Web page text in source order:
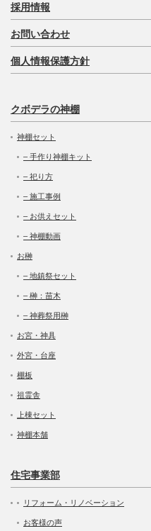
採用情報
お問い合わせ
個人情報保護方針
クボデラの神棚
神棚セット
– 手作り神棚キット
– 祀り方
– 施工事例
– お供えセット
– 神棚動画
お榊
– 地鎮祭セット
– 榊：苗木
– 神葬祭用榊
お宮・神具
外宮・台座
棚板
祖霊舎
上棟セット
神棚本舗
住宅事業部
リフォーム・リノベーション
お客様の声